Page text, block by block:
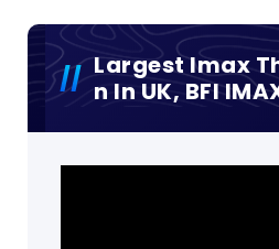
Largest Imax
N In UK, BFI